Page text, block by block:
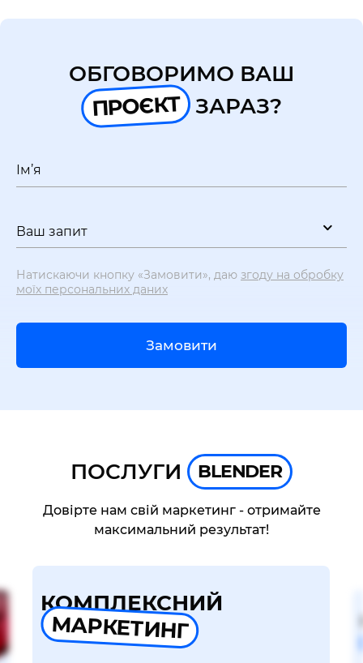
ОБГОВОРИМО ВАШ
ПРОЄКТ ЗАРАЗ?
Ім’я
Ваш запит
Натискаючи кнопку «Замовити», даю згоду на обробку
моїх персональних даних
Замовити
ПОСЛУГИ BLENDER
Довірте нам свій маркетинг - отримайте
максимальний результат!
КОМПЛЕКСНИЙ
МАРКЕТИНГ